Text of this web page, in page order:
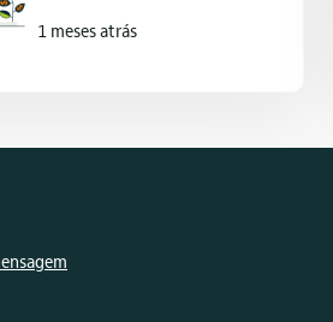
1 meses atrás